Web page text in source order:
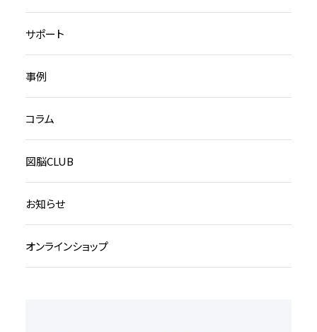
サポート
事例
コラム
図脳CLUB
お知らせ
オンラインショップ